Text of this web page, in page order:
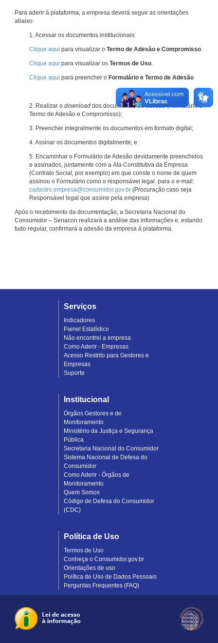
Para aderir à plataforma, a empresa deverá seguir as orientações
abaixo:
1. Acessar os documentos institucionais:
Clique aqui para visualizar o Termo de Adesão e Compromisso.
Clique aqui para visualizar os Termos de Uso.
Clique aqui para preencher o Formulário e Termo de Adesão
2. Realizar o download dos documentos de adesão (Formulário e
Termo de Adesão e Compromisso);
3. Preencher integralmente os documentos em formato digital;
4. Assinar os documentos digitalmente; e
5. Encaminhar o Formulário de Adesão devidamente preenchidos
e assinados, juntamente com a Ata Constitutiva da Empresa
(Contrato Social, por exemplo) em que conste o nome de quem
assinou o Formulário como o responsável legal. para o e-mail:
cadastro.empresa@consumidor.gov.br (Procuração caso seja
Responsável legal que assine pela empresa)
Após o recebimento da documentação, a Secretaria Nacional do
Consumidor – Senacon realizará a análise das informações e, estando
tudo regular, confirmará a adesão da empresa à plataforma.
Serviços
Indicadores
Painel Estatístico
Não encontrei a empresa
Como Aderir - Empresas
Acesso Restrito para Gestores e
Empresas
Suporte
Institucional
Órgãos Gestores e de
Monitoramento
Ministério da Justiça e Segurança
Pública
Secretaria Nacional do Consumidor
Sistema Nacional de Defesa do
Consumidor
Como Aderir - Órgãos de
Monitoramento
Quem Somos
Código de Defesa do Consumidor
(CDC)
Política de Uso
Termos de Uso
Conheça o Consumidor.gov.br
Orientações de uso
Política de Uso de Dados Pessoais
Perguntas Frequentes (FAQ)